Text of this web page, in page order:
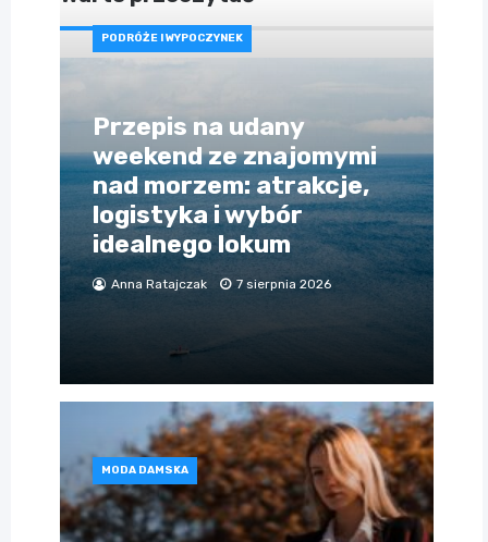
PODRÓŻE I WYPOCZYNEK
Przepis na udany
weekend ze znajomymi
nad morzem: atrakcje,
logistyka i wybór
idealnego lokum
Anna Ratajczak 7 sierpnia 2026
MODA DAMSKA